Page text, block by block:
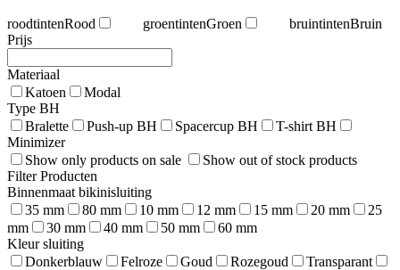
roodtintenRood groentintenGroen bruintintenBruin
Prijs
Materiaal
Katoen
Modal
Type BH
Bralette
Push-up BH Spacercup BH
T-shirt BH
Minimizer
Show only products on sale
Show out of stock products
Filter Producten
Binnenmaat bikinisluiting
35 mm
80 mm 10 mm 12 mm 15 mm 20 mm
25
mm
30 mm 40 mm 50 mm
60 mm
Kleur sluiting
Donkerblauw
Felroze Goud Rozegoud
Transparant